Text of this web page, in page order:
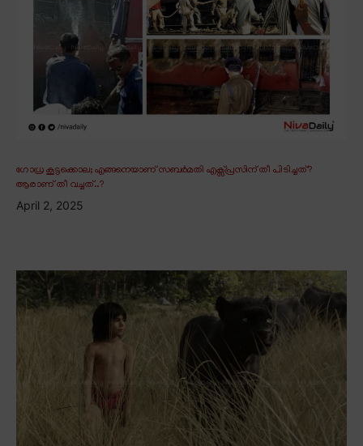
ഗോധ്ര കൂട്ടക്കൊല; എങ്ങനെയാണ് സബർമതി എക്സ്പ്രസിന് തീ പിടിച്ചത്?
ആരാണ് തീ വച്ചത്..?
April 2, 2025